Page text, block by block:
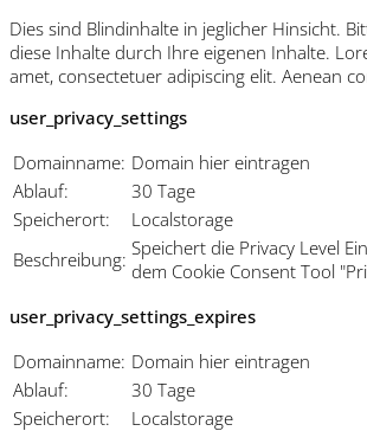
Dies sind Blindinhalte in jeglicher Hinsicht.
diese Inhalte durch Ihre eigenen Inhalte.
amet, consectetuer adipiscing elit. Aenean
user_privacy_settings
Domainname: Domain hier eintragen
Ablauf:
30 Tage
Speicherort:
Localstorage
Beschreibung: Speichert die Privacy Level
dem Cookie Consent Tool
user_privacy_settings_expires
Domainname: Domain hier eintragen
Ablauf:
30 Tage
Speicherort:
Localstorage